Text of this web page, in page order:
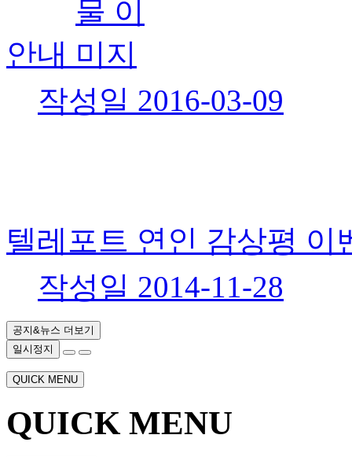
안내
작성일 2016-03-09
텔레포트 연인 감상평
작성일 2014-11-28
공지&뉴스 더보기
일시정지
QUICK MENU
QUICK MENU